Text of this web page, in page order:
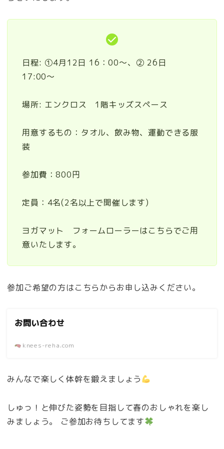
日程: ①4月12日 16：00〜、② 26日
17:00〜
場所: エンクロス 1階キッズスペース
用意するもの：タオル、飲み物、運動できる服
装
参加費：800円
定員：4名(2名以上で開催します)
ヨガマット フォームローラーはこちらでご用
意いたします。
参加ご希望の方はこちらからお申し込みください。
お問い合わせ
knees-reha.com
みんなで楽しく体幹を鍛えましょう
しゅっ！と伸びた姿勢を目指して春のおしゃれを楽し
みましょう。 ご参加お待ちしてます